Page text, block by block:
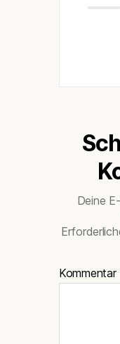
Deine
Kommentar